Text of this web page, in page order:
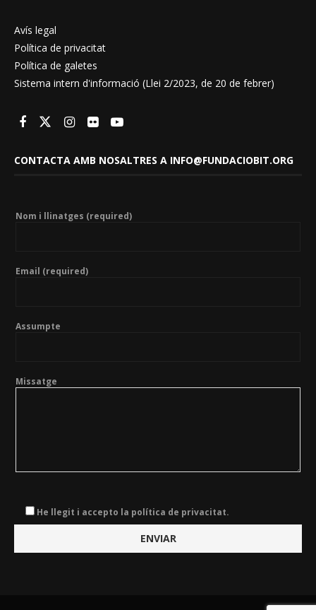
Avís legal
Política de privacitat
Política de galetes
Sistema intern d'informació (Llei 2/2023, de 20 de febrer)
CONTACTA AMB NOSALTRES A INFO@FUNDACIOBIT.ORG
Nom i llinatges (required)
Email (required)
Assumpte
Missatge
He llegit i accepto la política de privacitat.